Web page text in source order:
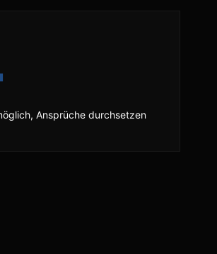
Ansprüche durchsetzen